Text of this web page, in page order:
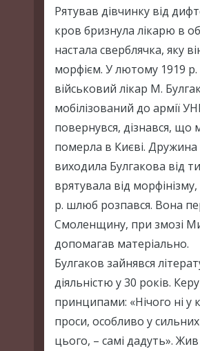
Рятував дівчинку від
кров бризнула лікарю в
настала сверблячка, яку
морфієм. У лютому 1919 р.
військовий лікар М.
мобілізований до армії
повернувся, дізнався, що
померла в Києві. Дружина
виходила Булгакова від
врятувала від
р. шлюб розпався. Вона
Смоленщину, при змозі
допомагав матеріально.
Булгаков зайнявся
діяльністю у 30 років.
принципами: «Нічого ні у
проси, особливо у сильних
цього, – самі дадуть». Жив